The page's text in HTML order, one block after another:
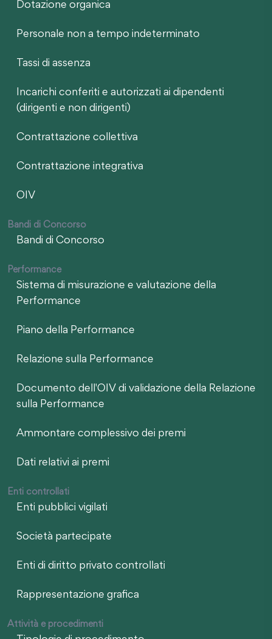
Dotazione organica
Personale non a tempo indeterminato
Tassi di assenza
Incarichi conferiti e autorizzati ai dipendenti
(dirigenti e non dirigenti)
Contrattazione collettiva
Contrattazione integrativa
OIV
Bandi di Concorso
Bandi di Concorso
Performance
Sistema di misurazione e valutazione della
Performance
Piano della Performance
Relazione sulla Performance
Documento dell'OIV di validazione della Relazione
sulla Performance
Ammontare complessivo dei premi
Dati relativi ai premi
Enti controllati
Enti pubblici vigilati
Società partecipate
Enti di diritto privato controllati
Rappresentazione grafica
Attività e procedimenti